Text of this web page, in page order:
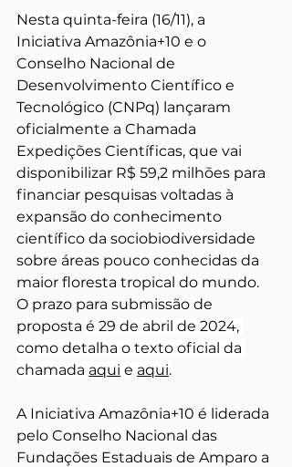
Nesta quinta-feira (16/11), a
Iniciativa Amazônia+10 e o
Conselho Nacional de
Desenvolvimento Científico e
Tecnológico (CNPq) lançaram
oficialmente a Chamada
Expedições Científicas, que vai
disponibilizar R$ 59,2 milhões para
financiar pesquisas voltadas à
expansão do conhecimento
científico da sociobiodiversidade
sobre áreas pouco conhecidas da
maior floresta tropical do mundo.
O prazo para submissão de
proposta é 29 de abril de 2024,
como detalha o texto oficial da
chamada aqui e aqui.
A Iniciativa Amazônia+10 é liderada
pelo Conselho Nacional das
Fundações Estaduais de Amparo a